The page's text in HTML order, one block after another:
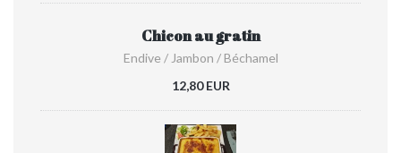
Chicon au gratin
Endive / Jambon / Béchamel
12,80 EUR